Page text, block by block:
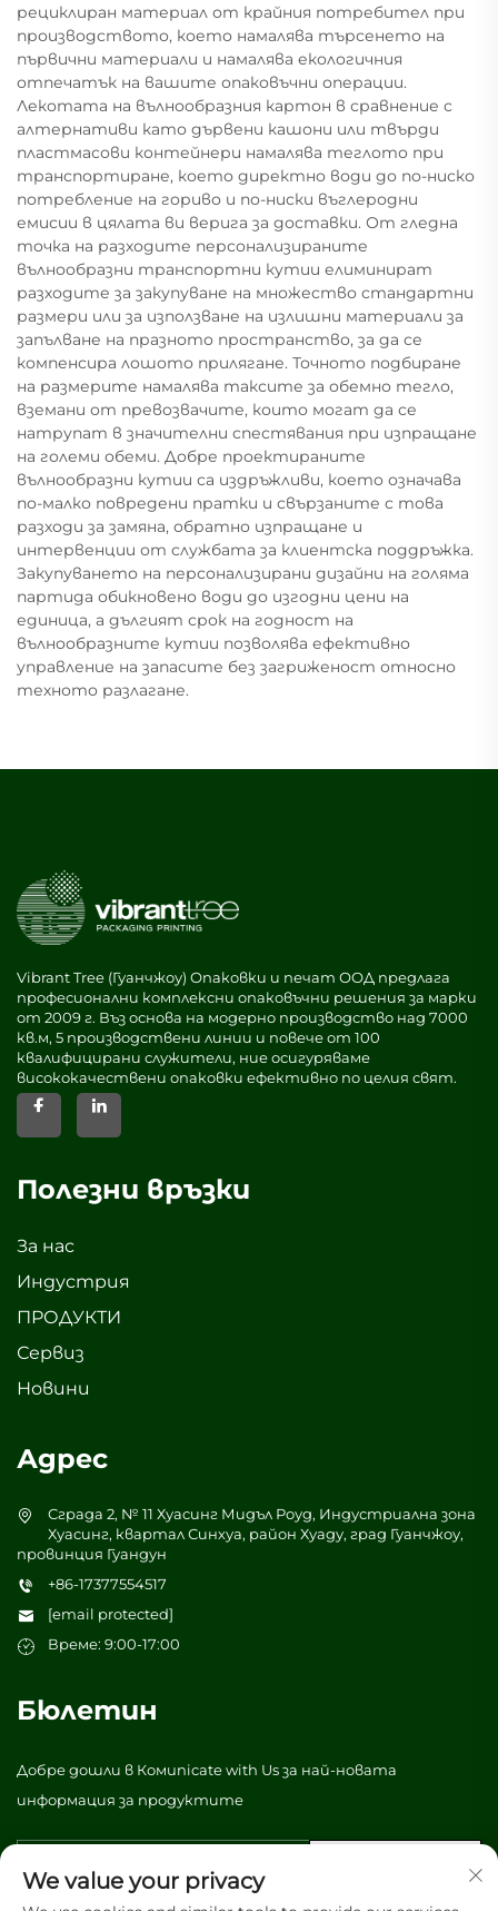
рециклиран материал от крайния потребител при
производството, което намалява търсенето на
първични материали и намалява екологичния
отпечатък на вашите опаковъчни операции.
Лекотата на вълнообразния картон в сравнение с
алтернативи като дървени кашони или твърди
пластмасови контейнери намалява теглото при
транспортиране, което директно води до по-ниско
потребление на гориво и по-ниски въглеродни
емисии в цялата ви верига за доставки. От гледна
точка на разходите персонализираните
вълнообразни транспортни кутии елиминират
разходите за закупуване на множество стандартни
размери или за използване на излишни материали за
запълване на празното пространство, за да се
компенсира лошото прилягане. Точното подбиране
на размерите намалява таксите за обемно тегло,
вземани от превозвачите, които могат да се
натрупат в значителни спестявания при изпращане
на големи обеми. Добре проектираните
вълнообразни кутии са издръжливи, което означава
по-малко повредени пратки и свързаните с това
разходи за замяна, обратно изпращане и
интервенции от службата за клиентска поддръжка.
Закупуването на персонализирани дизайни на голяма
партида обикновено води до изгодни цени на
единица, а дългият срок на годност на
вълнообразните кутии позволява ефективно
управление на запасите без загриженост относно
техното разлагане.
Vibrant Tree (Гуанчжоу) Опаковки и печат ООД предлага
професионални комплексни опаковъчни решения за марки
от 2009 г. Въз основа на модерно производство над 7000
кв.м, 5 производствени линии и повече от 100
квалифицирани служители, ние осигуряваме
висококачествени опаковки ефективно по целия свят.
Полезни връзки
За нас
Индустрия
ПРОДУКТИ
Сервиз
Новини
Адрес
Сграда 2, № 11 Хуасинг Мидъл Роуд, Индустриална зона
Хуасинг, квартал Синхуа, район Хуаду, град Гуанчжоу,
провинция Гуандун
+86-17377554517
[email protected]
Време: 9:00-17:00
Бюлетин
Добре дошли в Комunicate with Us за най-новата
информация за продуктите
We value your privacy